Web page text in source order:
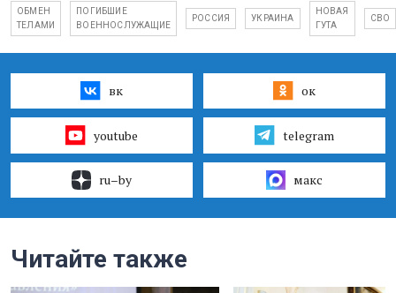
ОБМЕН
ТЕЛАМИ
ПОГИБШИЕ
ВОЕННОСЛУЖАЩИЕ
РОССИЯ УКРАИНА
НОВАЯ
ГУТА
СВО
вк ок
youtube telegram
ru–by макс
Читайте также